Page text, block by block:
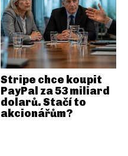
Stripe chce koupit
PayPal za 53 miliard
dolarů. Stačí to
akcionářům?